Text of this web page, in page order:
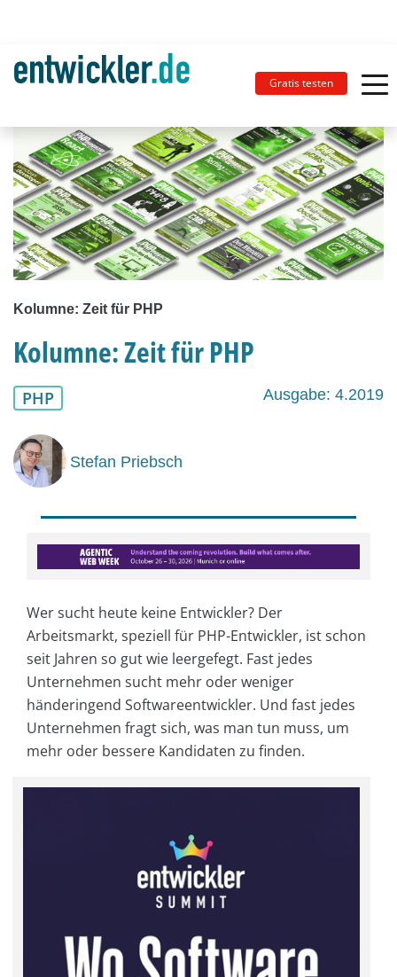
Gratis testen
Kolumne: Zeit für PHP
Kolumne: Zeit für PHP
PHP Ausgabe: 4.2019
Stefan Priebsch
Wer sucht heute keine Entwickler? Der
Arbeitsmarkt, speziell für PHP-Entwickler, ist schon
seit Jahren so gut wie leergefegt. Fast jedes
Unternehmen sucht mehr oder weniger
händeringend Softwareentwickler. Und fast jedes
Unternehmen fragt sich, was man tun muss, um
mehr oder bessere Kandidaten zu finden.